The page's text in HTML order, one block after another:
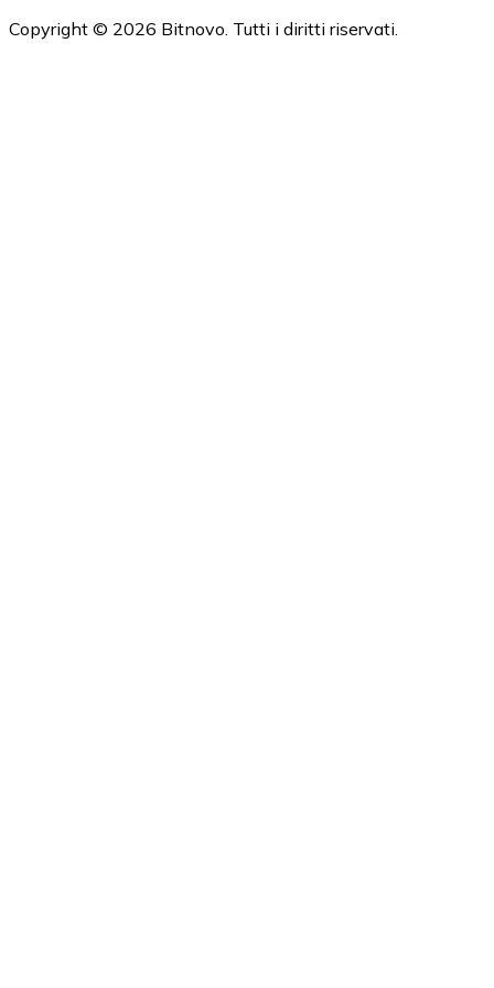
Copyright © 2026 Bitnovo. Tutti i diritti riservati.